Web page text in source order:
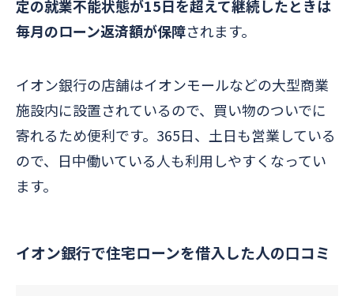
定の就業不能状態が15日を超えて継続したときは
毎月のローン返済額が保障されます。
イオン銀行の店舗はイオンモールなどの大型商業
施設内に設置されているので、買い物のついでに
寄れるため便利です。365日、土日も営業している
ので、日中働いている人も利用しやすくなってい
ます。
イオン銀行で住宅ローンを借入した人の口コミ